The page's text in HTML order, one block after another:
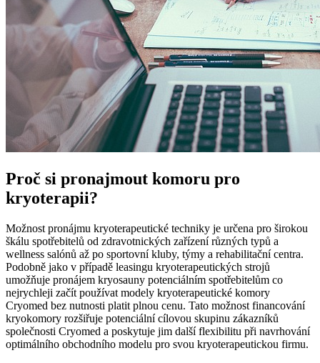
Proč si pronajmout komoru pro
kryoterapii?
Možnost pronájmu kryoterapeutické techniky je určena pro širokou
škálu spotřebitelů od zdravotnických zařízení různých typů a
wellness salónů až po sportovní kluby, týmy a rehabilitační centra.
Podobně jako v případě leasingu kryoterapeutických strojů
umožňuje pronájem kryosauny potenciálním spotřebitelům co
nejrychleji začít používat modely kryoterapeutické komory
Cryomed bez nutnosti platit plnou cenu. Tato možnost financování
kryokomory rozšiřuje potenciální cílovou skupinu zákazníků
společnosti Cryomed a poskytuje jim další flexibilitu při navrhování
optimálního obchodního modelu pro svou kryoterapeutickou firmu.